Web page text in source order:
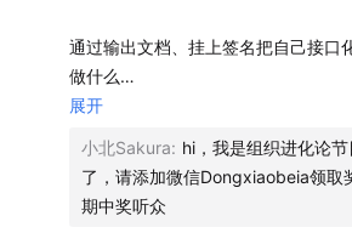
点击获取本期节目飞书妙记逐字稿
，飞书产品经理
通过输出文档、挂上签名把自己接口
做什么
填满
真正的休息是，无聊。很多创作起源
展开
小北Sakura: hi，我是组织进化论
了，请添加微信Dongxiaobeia领取
期中奖听众